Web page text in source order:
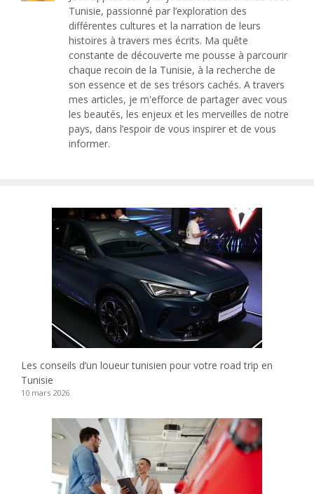
Tunisie, passionné par l’exploration des
différentes cultures et la narration de leurs
histoires à travers mes écrits. Ma quête
constante de découverte me pousse à parcourir
chaque recoin de la Tunisie, à la recherche de
son essence et de ses trésors cachés. A travers
mes articles, je m'efforce de partager avec vous
les beautés, les enjeux et les merveilles de notre
pays, dans l’espoir de vous inspirer et de vous
informer.
Les conseils d’un loueur tunisien pour votre road trip en
Tunisie
10 mars 2026